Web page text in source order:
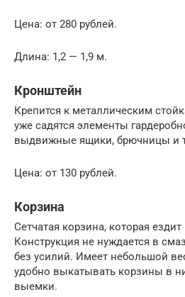
Цена: от 280 рублей.
Длина: 1,2 — 1,9 м.
Кронштейн
Крепится к металлическим
уже садятся элементы
выдвижные ящики, брючницы и
Цена: от 130 рублей.
Корзина
Сетчатая корзина, которая
Конструкция не нуждается в
без усилий. Имеет небольшой
удобно выкатывать корзины в
выемки.